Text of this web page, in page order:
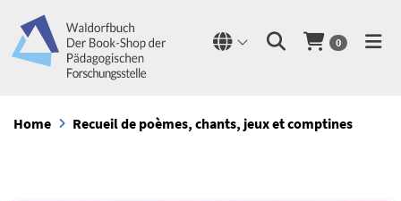
0
Home Recueil de poèmes, chants, jeux et comptines